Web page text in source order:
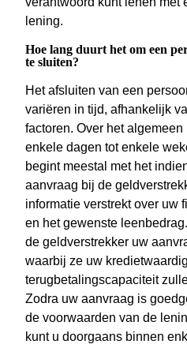
lening.
Hoe lang duurt het om een
te sluiten?
Het afsluiten van een
variëren in tijd, afhankelijk
factoren. Over het
enkele dagen tot enkele
begint meestal met het
aanvraag bij de
informatie verstrekt over uw
en het gewenste
de geldverstrekker uw
waarbij ze uw
terugbetalingscapaciteit
Zodra uw aanvraag is
de voorwaarden van de
kunt u doorgaans binnen